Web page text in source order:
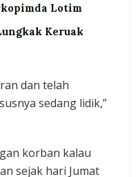
Lotim
Keruak
dan telah
sedang lidik,”
korban kalau
sejak hari Jumat